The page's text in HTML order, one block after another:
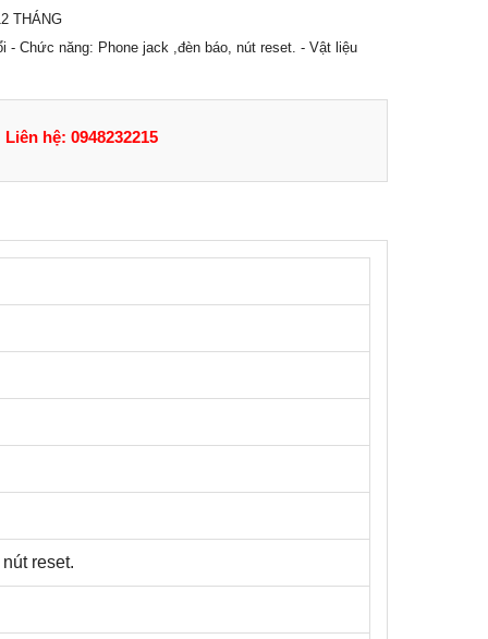
THÁNG
- Chức năng: Phone jack ,đèn báo, nút reset. - Vật liệu
Liên hệ: 0948232215
reset.